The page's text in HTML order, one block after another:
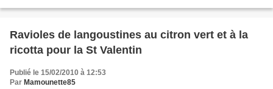
Ravioles de langoustines au citron vert et à la
ricotta pour la St Valentin
Publié le 15/02/2010 à 12:53
Par Mamounette85